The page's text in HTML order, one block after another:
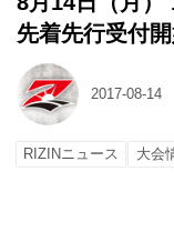
先着先行受付開
2017-08-14
RIZINニュース 大会